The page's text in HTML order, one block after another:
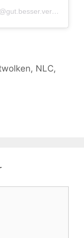
A post shared by Timo Langemeyer (@gut.besser.vermesser)
, NLC,